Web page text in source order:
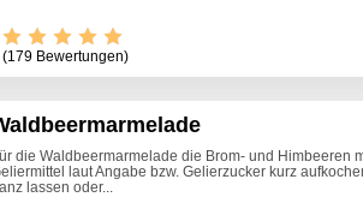
(179 Bewertungen)
die Waldbeermarmelade die Brom- und Himbeeren
laut Angabe bzw. Gelierzucker kurz
lassen oder...
Beete Salsa und